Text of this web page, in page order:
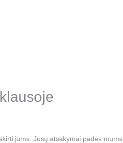
jums. Jūsų atsakymai padės mums